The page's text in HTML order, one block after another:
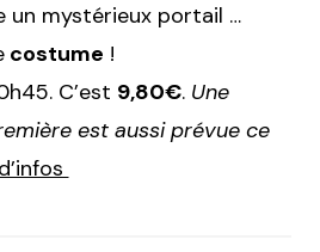
un mystérieux portail …
costume !
C’est 9,80€. Une
est aussi prévue ce